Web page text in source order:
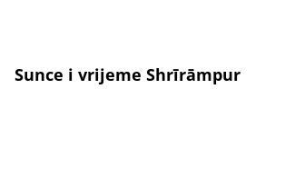
Sunce i vrijeme Shrīrāmpur